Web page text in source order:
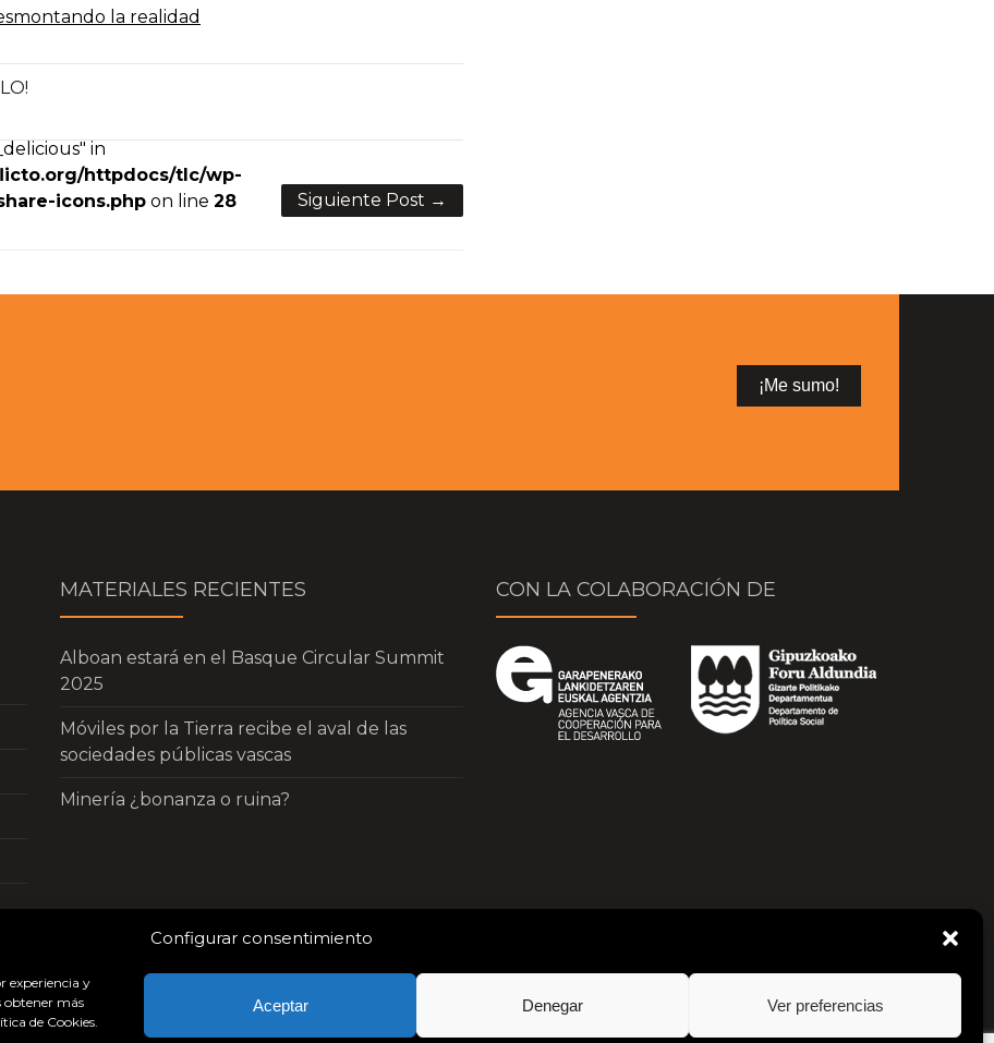
Configurar consentimiento
experiencia y
obtener más
de Cookies.
Aceptar Denegar Ver preferencias
la realidad
in
httpdocs/tlc/wp-
icons.php on line 28
Siguiente Post →
MATERIALES RECIENTES
Alboan estará en el Basque Circular Summit
2025
Móviles por la Tierra recibe el aval de las
sociedades públicas vascas
Minería ¿bonanza o ruina?
CON LA COLABORACIÓN DE